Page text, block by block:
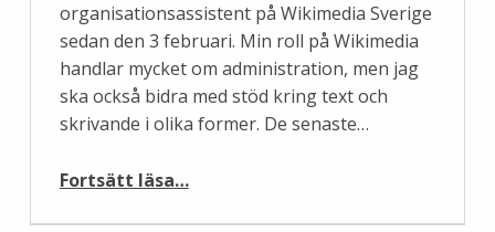
organisationsassistent på Wikimedia Sverige
sedan den 3 februari. Min roll på Wikimedia
handlar mycket om administration, men jag
ska också bidra med stöd kring text och
skrivande i olika former. De senaste…
Fortsätt läsa…